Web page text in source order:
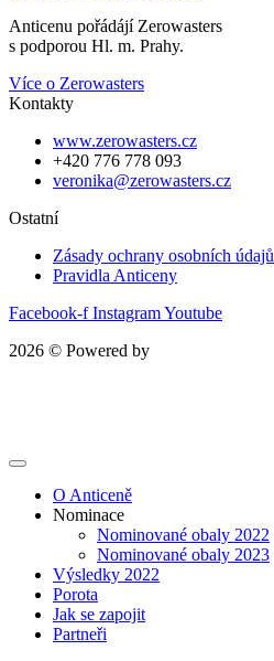
Anticenu pořádájí Zerowasters
s podporou Hl. m. Prahy.
Více o Zerowasters
Kontakty
www.zerowasters.cz
+420 776 778 093
veronika@zerowasters.cz
Ostatní
Zásady ochrany osobních údajů
Pravidla Anticeny
Facebook-f InstagramYoutube
2026 © Powered by
O Anticeně
Nominace
Nominované obaly 2022
Nominované obaly 2023
Výsledky 2022
Porota
Jak se zapojit
Partneři